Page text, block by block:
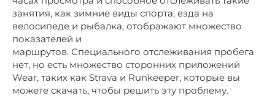
занятия, как зимние виды спорта, езда на
велосипеде и рыбалка, отображают множество
показателей и
маршрутов. Специального отслеживания пробега
нет, но есть множество сторонних приложений
Wear, таких как Strava и Runkeeper, которые вы
можете скачать, чтобы решить эту проблему.